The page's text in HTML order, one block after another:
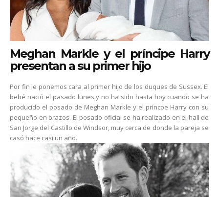
Meghan Markle y el príncipe Harry
presentan a su primer hijo
Por fin le ponemos cara al primer hijo de los duques de Sussex. El
bebé nació el pasado lunes y no ha sido hasta hoy cuando se ha
producido el posado de Meghan Markle y el príncpe Harry con su
pequeño en brazos. El posado oficial se ha realizado en el hall de
San Jorge del Castillo de Windsor, muy cerca de donde la pareja se
casó hace casi un año.